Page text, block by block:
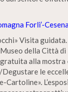
Forli’-
Visita guidata.
della Città di
alla mostra
le
Cartoline».